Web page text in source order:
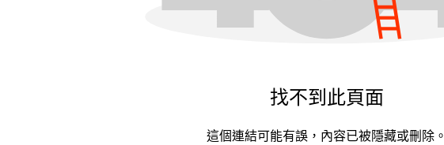
找不到此頁面
這個連結可能有誤，內容已被隱藏或刪除。